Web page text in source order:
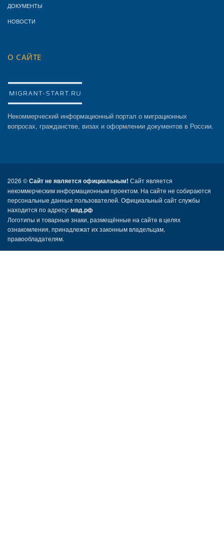
ДОКУМЕНТЫ
НОВОСТИ
О САЙТЕ
Некоммерческий информационный портал о миграционных
вопросах, гражданстве, визах и оформлении документов в России.
2026 ©Сайт не является официальным! Сайт является
некоммерческим информационным проектом. На сайте не собираются
персональные данные пользователей. Официальный сайт службы
находится по адресу:мвд.рф
Логотипы и товарные знаки, размещённые на сайте в целях
ознакомления, принадлежат их законным владельцам,
правообладателям.